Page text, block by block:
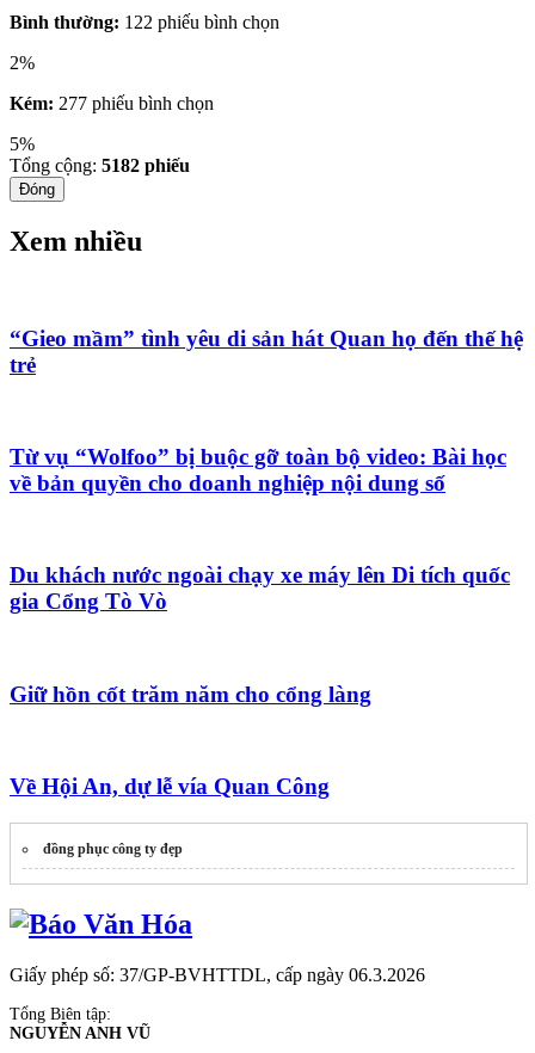
Bình thường: 122 phiếu bình chọn
2%
Kém: 277 phiếu bình chọn
5%
Tổng cộng: 5182 phiếu
Đóng
Xem nhiều
“Gieo mầm” tình yêu di sản hát Quan họ đến thế hệ
trẻ
Từ vụ “Wolfoo” bị buộc gỡ toàn bộ video: Bài học
về bản quyền cho doanh nghiệp nội dung số
Du khách nước ngoài chạy xe máy lên Di tích quốc
gia Cổng Tò Vò
Giữ hồn cốt trăm năm cho cổng làng
Về Hội An, dự lễ vía Quan Công
đồng phục công ty đẹp
Giấy phép số: 37/GP-BVHTTDL, cấp ngày 06.3.2026
Tổng Biên tập:
NGUYỄN ANH VŨ